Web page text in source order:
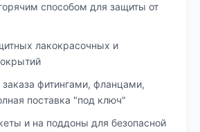
способом для защиты от
лакокрасочных и
фитингами, фланцами,
поставка "под ключ"
и на поддоны для безопасной